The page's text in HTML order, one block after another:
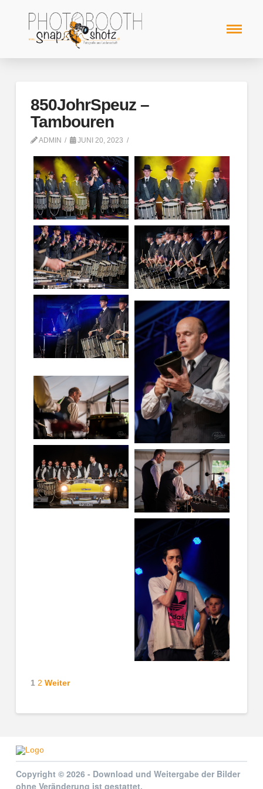
850JohrSpeuz –
Tambouren
ADMIN JUNI 20, 2023
1 2 Weiter
Copyright © 2026 - Download und Weitergabe der Bilder
ohne Veränderung ist gestattet.